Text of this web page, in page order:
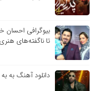
بیوگرافی
تا ناگفته‌های هنری
دانلود آهنگ به